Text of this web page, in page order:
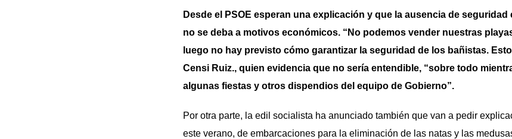
Desde el PSOE esperan una explicación y que la ausencia de
no se deba a motivos económicos. “No podemos vender nuestras playas
luego no hay previsto cómo garantizar la seguridad de los bañistas.
Censi Ruiz., quien evidencia que no sería entendible, “sobre todo
algunas fiestas y otros dispendios del equipo de Gobierno”.
Por otra parte, la edil socialista ha anunciado también que van a pedir
este verano, de embarcaciones para la eliminación de las natas y las